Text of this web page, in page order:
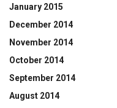
January 2015
December 2014
November 2014
October 2014
September 2014
August 2014